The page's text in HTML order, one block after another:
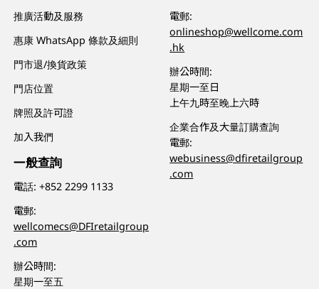
推廣活動及服務
惠康 WhatsApp 條款及細則
門市退/換貨政策
門店位置
牌照及許可證
加入我們
一般查詢
電話:+852 2299 1133
電郵:
wellcomecs@DFIretailgroup
.com
辦公時間:
星期一至五
電郵:
onlineshop@wellcome.com
.hk
辦公時間:
星期一至日
上午九時至晚上六時
企業合作及大量訂購查詢
電郵:
webusiness@dfiretailgroup
.com